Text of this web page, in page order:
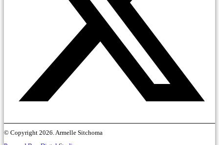
© Copyright 2026. Armelle Sitchoma